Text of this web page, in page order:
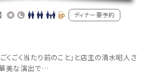
ディナー要予約
ごくごく当たり前のこと」と店主の清水昭人さ
美な演出で…